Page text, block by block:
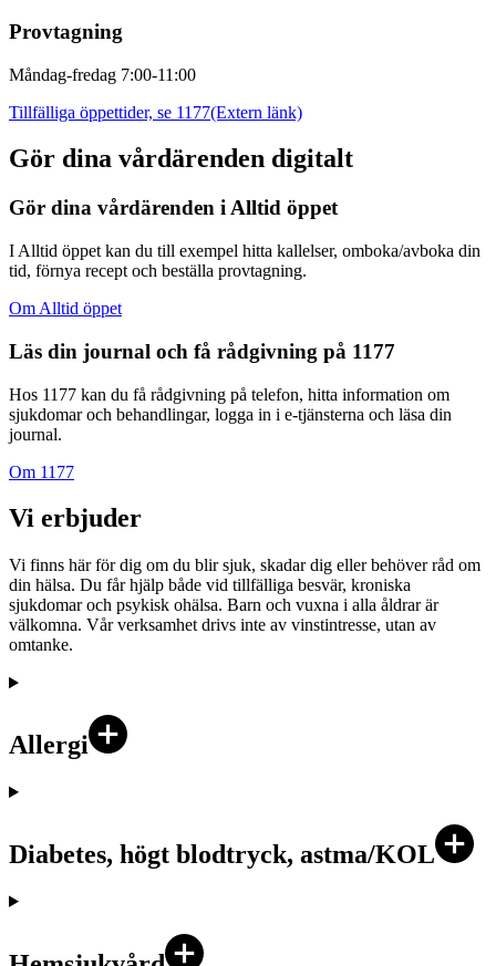
Provtagning
Måndag-fredag 7:00-11:00
Tillfälliga öppettider, se 1177(Extern länk)
Gör dina vårdärenden digitalt
Gör dina vårdärenden i Alltid öppet
I Alltid öppet kan du till exempel hitta kallelser, omboka/avboka din
tid, förnya recept och beställa provtagning.
Om Alltid öppet
Läs din journal och få rådgivning på 1177
Hos 1177 kan du få rådgivning på telefon, hitta information om
sjukdomar och behandlingar, logga in i e-tjänsterna och läsa din
journal.
Om 1177
Vi erbjuder
Vi finns här för dig om du blir sjuk, skadar dig eller behöver råd om
din hälsa. Du får hjälp både vid tillfälliga besvär, kroniska
sjukdomar och psykisk ohälsa. Barn och vuxna i alla åldrar är
välkomna. Vår verksamhet drivs inte av vinstintresse, utan av
omtanke.
Allergi
Diabetes, högt blodtryck, astma/KOL